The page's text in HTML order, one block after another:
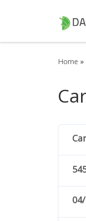
Skip to content
Home »